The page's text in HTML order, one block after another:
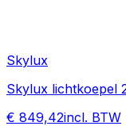
Skylux
Skylux lichtkoepel
€ 849,42incl. BTW